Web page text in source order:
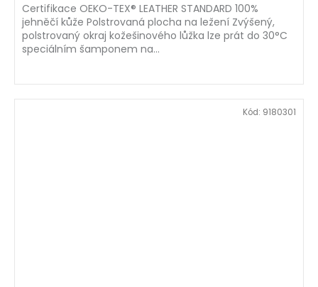
Certifikace OEKO-TEX® LEATHER STANDARD 100%
jehněčí kůže Polstrovaná plocha na ležení Zvýšený,
polstrovaný okraj kožešinového lůžka lze prát do 30°C
speciálním šamponem na...
Kód: 9180301